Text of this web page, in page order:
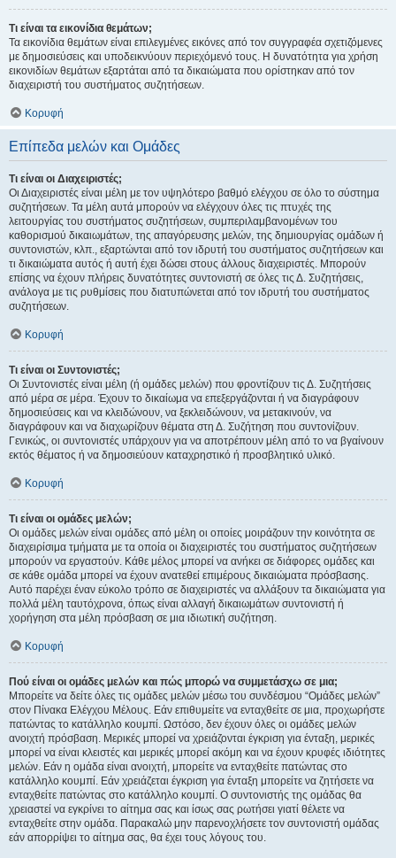
Τι είναι τα εικονίδια θεμάτων;
Τα εικονίδια θεμάτων είναι επιλεγμένες εικόνες από τον συγγραφέα σχετιζόμενες
με δημοσιεύσεις και υποδεικνύουν περιεχόμενό τους. Η δυνατότητα για χρήση
εικονιδίων θεμάτων εξαρτάται από τα δικαιώματα που ορίστηκαν από τον
διαχειριστή του συστήματος συζητήσεων.
Κορυφή
Επίπεδα μελών και Ομάδες
Τι είναι οι Διαχειριστές;
Οι Διαχειριστές είναι μέλη με τον υψηλότερο βαθμό ελέγχου σε όλο το σύστημα
συζητήσεων. Τα μέλη αυτά μπορούν να ελέγχουν όλες τις πτυχές της
λειτουργίας του συστήματος συζητήσεων, συμπεριλαμβανομένων του
καθορισμού δικαιωμάτων, της απαγόρευσης μελών, της δημιουργίας ομάδων ή
συντονιστών, κλπ., εξαρτώνται από τον ιδρυτή του συστήματος συζητήσεων και
τι δικαιώματα αυτός ή αυτή έχει δώσει στους άλλους διαχειριστές. Μπορούν
επίσης να έχουν πλήρεις δυνατότητες συντονιστή σε όλες τις Δ. Συζητήσεις,
ανάλογα με τις ρυθμίσεις που διατυπώνεται από τον ιδρυτή του συστήματος
συζητήσεων.
Κορυφή
Τι είναι οι Συντονιστές;
Οι Συντονιστές είναι μέλη (ή ομάδες μελών) που φροντίζουν τις Δ. Συζητήσεις
από μέρα σε μέρα. Έχουν το δικαίωμα να επεξεργάζονται ή να διαγράφουν
δημοσιεύσεις και να κλειδώνουν, να ξεκλειδώνουν, να μετακινούν, να
διαγράφουν και να διαχωρίζουν θέματα στη Δ. Συζήτηση που συντονίζουν.
Γενικώς, οι συντονιστές υπάρχουν για να αποτρέπουν μέλη από το να βγαίνουν
εκτός θέματος ή να δημοσιεύουν καταχρηστικό ή προσβλητικό υλικό.
Κορυφή
Τι είναι οι ομάδες μελών;
Οι ομάδες μελών είναι ομάδες από μέλη οι οποίες μοιράζουν την κοινότητα σε
διαχειρίσιμα τμήματα με τα οποία οι διαχειριστές του συστήματος συζητήσεων
μπορούν να εργαστούν. Κάθε μέλος μπορεί να ανήκει σε διάφορες ομάδες και
σε κάθε ομάδα μπορεί να έχουν ανατεθεί επιμέρους δικαιώματα πρόσβασης.
Αυτό παρέχει έναν εύκολο τρόπο σε διαχειριστές να αλλάξουν τα δικαιώματα για
πολλά μέλη ταυτόχρονα, όπως είναι αλλαγή δικαιωμάτων συντονιστή ή
χορήγηση στα μέλη πρόσβαση σε μια ιδιωτική συζήτηση.
Κορυφή
Πού είναι οι ομάδες μελών και πώς μπορώ να συμμετάσχω σε μια;
Μπορείτε να δείτε όλες τις ομάδες μελών μέσω του συνδέσμου “Ομάδες μελών”
στον Πίνακα Ελέγχου Μέλους. Εάν επιθυμείτε να ενταχθείτε σε μια, προχωρήστε
πατώντας το κατάλληλο κουμπί. Ωστόσο, δεν έχουν όλες οι ομάδες μελών
ανοιχτή πρόσβαση. Μερικές μπορεί να χρειάζονται έγκριση για ένταξη, μερικές
μπορεί να είναι κλειστές και μερικές μπορεί ακόμη και να έχουν κρυφές ιδιότητες
μελών. Εάν η ομάδα είναι ανοιχτή, μπορείτε να ενταχθείτε πατώντας στο
κατάλληλο κουμπί. Εάν χρειάζεται έγκριση για ένταξη μπορείτε να ζητήσετε να
ενταχθείτε πατώντας στο κατάλληλο κουμπί. Ο συντονιστής της ομάδας θα
χρειαστεί να εγκρίνει το αίτημα σας και ίσως σας ρωτήσει γιατί θέλετε να
ενταχθείτε στην ομάδα. Παρακαλώ μην παρενοχλήσετε τον συντονιστή ομάδας
εάν απορρίψει το αίτημα σας, θα έχει τους λόγους του.